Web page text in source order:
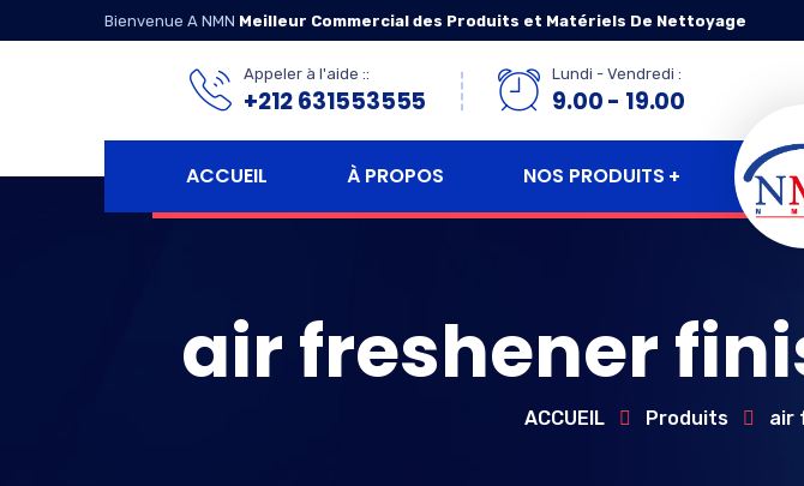
Bienvenue A NMN Meilleur Commercial des Produits et Matériels De Nettoyage
Appeler à l'aide ::
+212 631553555
Lundi - Vendredi :
9.00 - 19.00
ACCUEIL À PROPOS NOS PRODUITS
air freshener
ACCUEIL Produits air